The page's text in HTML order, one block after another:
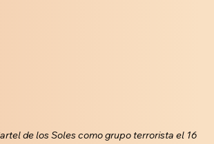
de los Soles como grupo terrorista el 16